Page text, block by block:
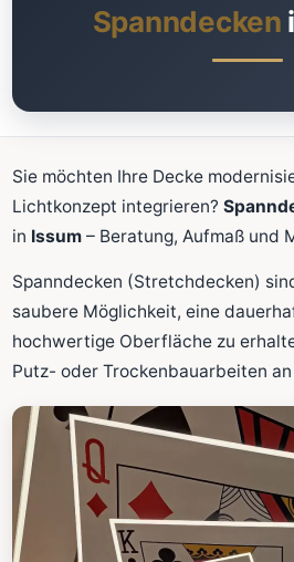
Schnellrechner
FLÄCHE (M²)
Zum
Fläche wird in den großen Rechner
Spanndecken
Sie möchten Ihre Decke
Lichtkonzept integrieren?
in Issum – Beratung, Aufmaß und
Spanndecken (Stretchdecken)
saubere Möglichkeit, eine
hochwertige Oberfläche zu
Putz- oder Trockenbauarbeiten